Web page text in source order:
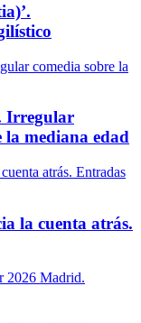
Irregular
la mediana edad
la cuenta atrás.